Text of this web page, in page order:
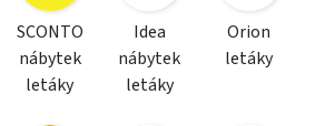
SCONTO
nábytek
letáky
Idea
nábytek
letáky
Orion
letáky